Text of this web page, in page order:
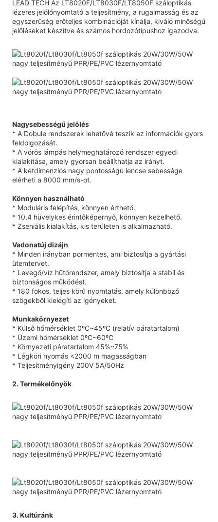
LEAD TECH Az LT8020F/LT8030F/LT8050F száloptikás
lézeres jelölőnyomtató a teljesítmény, a rugalmasság és az
egyszerűség erőteljes kombinációját kínálja, kiváló minőségű
jelöléseket készítve és számos hordozótípushoz igazodva.
Nagysebességű jelölés
* A Dobule rendszerek lehetővé teszik az információk gyors
feldolgozását.
* A vörös lámpás helymeghatározó rendszer egyedi
kialakítása, amely gyorsan beállíthatja az irányt.
* A kétdimenziós nagy pontosságú lencse sebessége
elérheti a 8000 mm/s-ot.
Könnyen használható
* Moduláris felépítés, könnyen érthető.
* 10,4 hüvelykes érintőképernyő, könnyen kezelhető.
* Zseniális kialakítás, kis területen is alkalmazható.
Vadonatúj dizájn
* Minden irányban pormentes, ami biztosítja a gyártási
ütemtervet.
* Levegő/víz hűtőrendszer, amely biztosítja a stabil és
biztonságos működést.
* 180 fokos, teljes körű nyomtatás, amely különböző
szögekből kielégíti az igényeket.
Munkakörnyezet
* Külső hőmérséklet 0ºC~45ºC (relatív páratartalom)
* Üzemi hőmérséklet 0ºC~60ºC
* Környezeti páratartalom 45%~75%
* Légköri nyomás <2000 m magasságban
* Teljesítményigény 200V 5A/50Hz
2. Termékelőnyök
3. Kultúránk